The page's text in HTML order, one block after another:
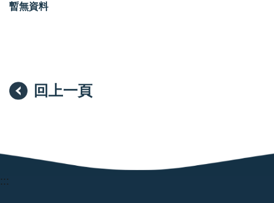
暫無資料
回上一頁
:::